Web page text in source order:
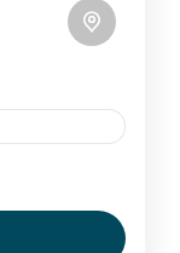
extrema?
de
Tigres